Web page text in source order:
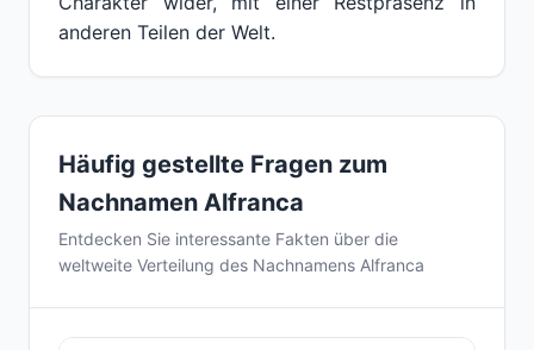
anderen Teilen der Welt.
Häufig gestellte Fragen zum
Nachnamen Alfranca
Entdecken Sie interessante Fakten über die
weltweite Verteilung des Nachnamens Alfranca